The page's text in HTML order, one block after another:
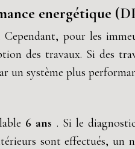
energétique
Cependant, pour les
des travaux. Si des
un système plus
6 ans . Si le
sont effectués, un